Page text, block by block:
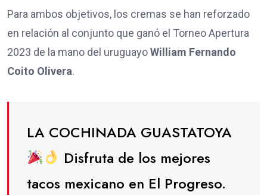
Para ambos objetivos, los cremas se han reforzado
en relación al conjunto que ganó el Torneo Apertura
2023 de la mano del uruguayoWilliam Fernando
Coito Olivera.
LA COCHINADA GUASTATOYA
Disfruta de los mejores
tacos mexicano en El Progreso.